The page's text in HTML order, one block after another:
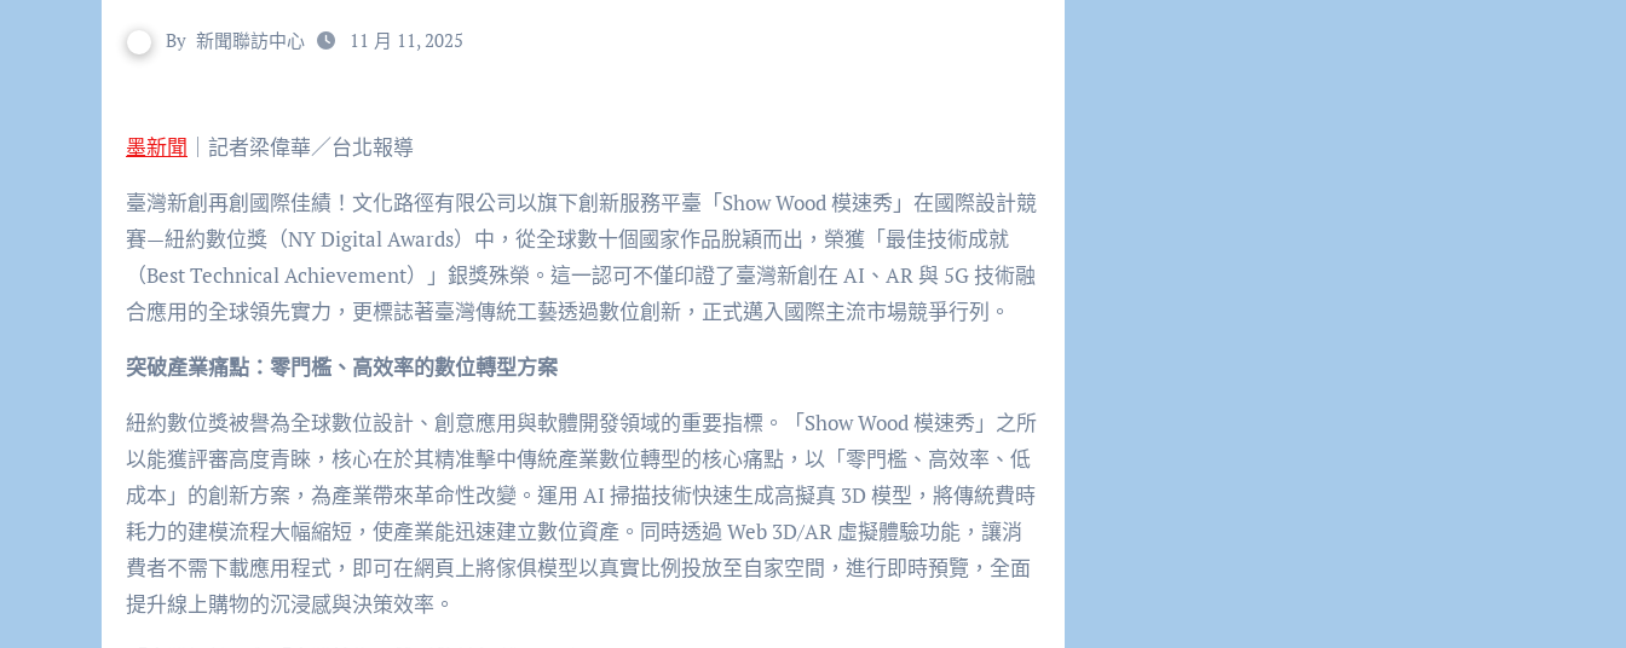
By 新聞聯訪中心 11 月 11, 2025
墨新聞 ｜記者梁偉華／台北報導
臺灣新創再創國際佳績！文化路徑有限公司以旗下創新服務平臺「Show Wood 模速秀」在國際設計競
賽—紐約數位獎（NY Digital Awards）中，從全球數十個國家作品脫穎而出，榮獲「最佳技術成就
（Best Technical Achievement）」銀獎殊榮。這一認可不僅印證了臺灣新創在 AI、AR 與 5G 技術融
合應用的全球領先實力，更標誌著臺灣傳統工藝透過數位創新，正式邁入國際主流市場競爭行列。
突破產業痛點：零門檻、高效率的數位轉型方案
紐約數位獎被譽為全球數位設計、創意應用與軟體開發領域的重要指標。「Show Wood 模速秀」之所
以能獲評審高度青睞，核心在於其精准擊中傳統產業數位轉型的核心痛點，以「零門檻、高效率、低
成本」的創新方案，為產業帶來革命性改變。運用 AI 掃描技術快速生成高擬真 3D 模型，將傳統費時
耗力的建模流程大幅縮短，使產業能迅速建立數位資產。同時透過 Web 3D/AR 虛擬體驗功能，讓消
費者不需下載應用程式，即可在網頁上將傢俱模型以真實比例投放至自家空間，進行即時預覽，全面
提升線上購物的沉浸感與決策效率。